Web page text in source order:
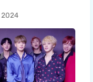
2024